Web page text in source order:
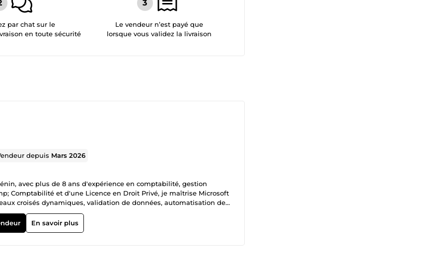
par chat sur le
en toute sécurité
Le vendeur n’est payé que
lorsque vous validez la livraison
depuis Mars 2026
avec plus de 8 ans d'expérience en comptabilité, gestion
Comptabilité et d'une Licence en Droit Privé, je maîtrise Microsoft
croisés dynamiques, validation de données, automatisation de
assistant comptable et secrétaire informaticien dans des
indispensables. Ce que je propose concrètement : →
de trésorerie et budgétisation automatisée → Rapprochements
En savoir plus